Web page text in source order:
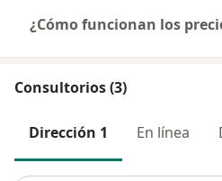
¿Cómo funcionan los
Consultorios (3)
Dirección 1 En línea